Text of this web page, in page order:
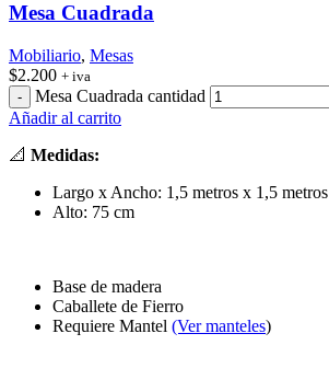
Mesa Cuadrada
Mobiliario, Mesas
$2.200 + iva
Mesa Cuadrada cantidad
Añadir al carrito
📐 Medidas:
Largo x Ancho: 1,5 metros x 1,5 metros
Alto: 75 cm
Base de madera
Caballete de Fierro
Requiere Mantel (Ver manteles)